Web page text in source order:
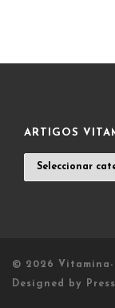
ARTIGOS
VITAMINADOS
© 2026
Designed by